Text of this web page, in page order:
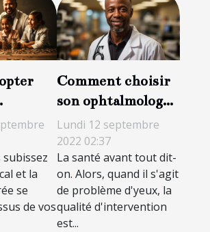
et la
se
de vos
Comment choisir
son ophtalmologue
?Lundi 12 septembre
2022 02:37
La santé avant tout dit-
on. Alors, quand il s'agit
de problème d'yeux, la
qualité d'intervention
est...